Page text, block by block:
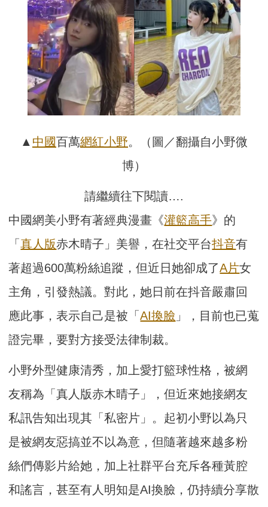
▲ 中國百萬網紅小野。（圖／翻攝自小野微
博）
請繼續往下閱讀….
中國網美小野有著經典漫畫《灌籃高手》的
「真人版赤木晴子」美譽，在社交平台抖音有
著超過600萬粉絲追蹤，但近日她卻成了A片女
主角，引發熱議。對此，她日前在抖音嚴肅回
應此事，表示自己是被「AI換臉 」，目前也已蒐
證完畢，要對方接受法律制裁。
小野外型健康清秀，加上愛打籃球性格，被網
友稱為「真人版赤木晴子」，但近來她接網友
私訊告知出現其「私密片」。起初小野以為只
是被網友惡搞並不以為意，但隨著越來越多粉
絲們傳影片給她，加上社群平台充斥各種黃腔
和謠言，甚至有人明知是AI換臉，仍持續分享散